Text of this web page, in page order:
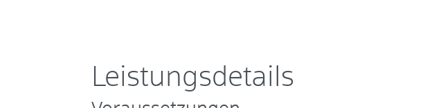
Leistungsdetails